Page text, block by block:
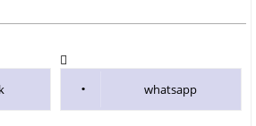
whatsapp